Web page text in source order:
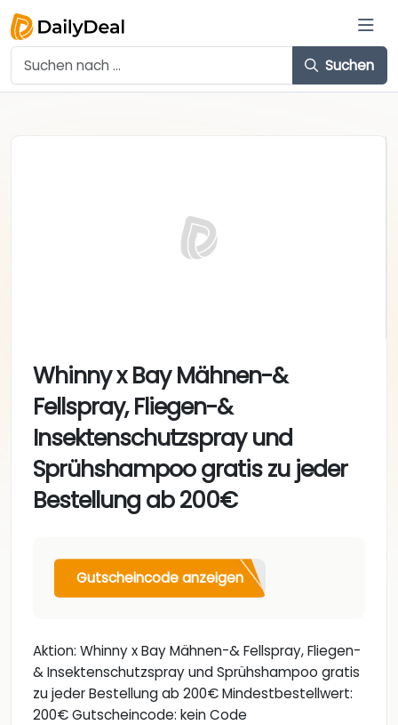
Suchen
Whinny x Bay Mähnen-&
Fellspray, Fliegen-&
Insektenschutzspray und
Sprühshampoo gratis zu jeder
Bestellung ab 200€
Gutscheincode anzeigen
Aktion: Whinny x Bay Mähnen-& Fellspray, Fliegen-
& Insektenschutzspray und Sprühshampoo gratis
zu jeder Bestellung ab 200€ Mindestbestellwert:
200€ Gutscheincode: kein Code